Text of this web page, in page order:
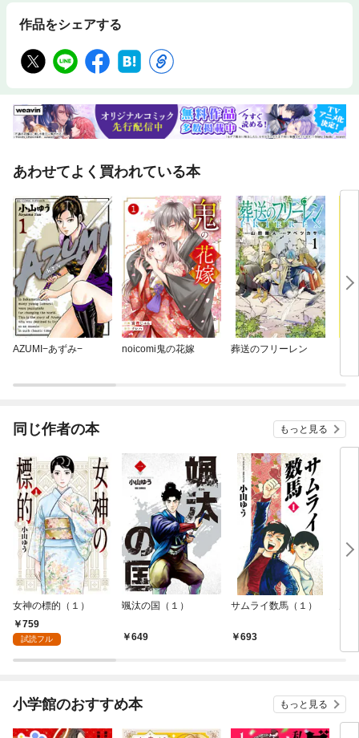
作品をシェアする
あわせてよく買われている本
AZUMI−あずみ− noicomi鬼の花嫁 葬送のフリーレン
同じ作者の本 もっと見る
女神の標的（１）
759
試読フル
颯汰の国（１）
649
サムライ数馬（１）
693
小学館のおすすめ本 もっと見る